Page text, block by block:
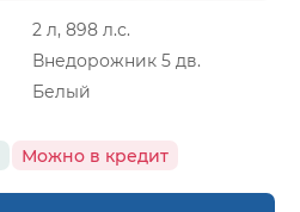
2 л, 898 л.с.
Внедорожник 5 дв.
Белый
Можно в кредит